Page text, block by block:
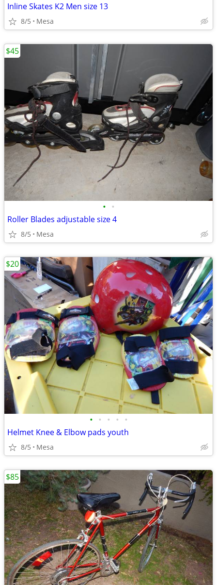
Inline Skates K2 Men size 13
8/5 Mesa
• •
Roller Blades adjustable size 4
8/5 Mesa
$45
• • • • •
Helmet Knee & Elbow pads youth
8/5 Mesa
$20
$85